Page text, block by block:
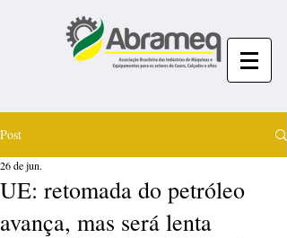
Post
UE: retomada do petróleo
avança, mas será lenta
26 de jun.